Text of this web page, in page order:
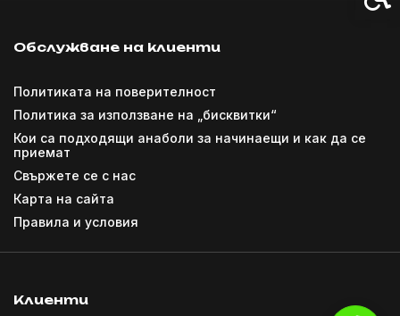
Обслужване на клиенти
Политиката на поверителност
Политика за използване на „бисквитки“
Кои са подходящи анаболи за начинаещи и как да се
приемат
Свържете се с нас
Карта на сайта
Правила и условия
Клиенти